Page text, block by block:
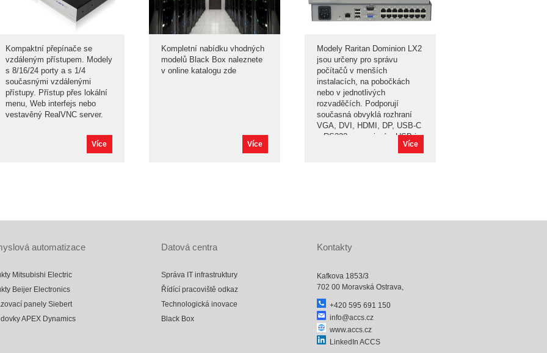
Kompaktní přepínače se
vzdáleným přístupem. Modely
s 8/16/24 porty a s 1/4
současnými vzdálenými
přístupy. Přístup přes lokální
menu, Web interfejs nebo
vestavěný RealVNC server.
Více
Kompletní nabídku vhodných
modelů Black Box naleznete
v online katalogu zde
Více
Modely Raritan Dominion LX2
jsou určeny pro správu
počítačů v menších
instalacích, na pobočkách
nebo v jednotlivých
rozvaděčích. Podporují
současná obvyklá rozhraní
VGA, DVI, HDMI, DP, USB-C
a RS232 ve spojení s USB i
Více
automatizace
Mitsubishi Electric
Beijer Electronics
panely Siebert
APEX Dynamics
Datová centra
Správa IT infrastruktury
Řídící pracoviště odkaz
Technologická inovace
Black Box
Kontakty
Kafkova 1853/3
702 00 Moravská Ostrava,
+420 595 691 150
info@accs.cz
www.accs.cz
LinkedIn ACCS